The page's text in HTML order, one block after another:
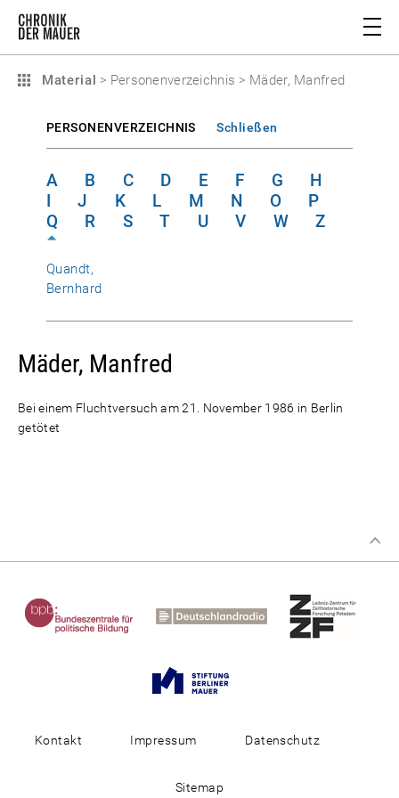
Material > Personenverzeichnis > Mäder, Manfred
PERSONENVERZEICHNIS Schließen
A B C D E F G
H
I
J K L M N O
P
Q
R S T U V W Z
Quandt,
Bernhard
Mäder, Manfred
Bei einem Fluchtversuch am 21. November 1986 in Berlin
getötet
Kontakt Impressum Datenschutz
Sitemap